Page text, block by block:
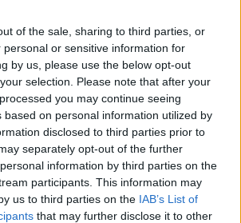
of the sale, sharing to third parties, or
personal or sensitive information for
by us, please use the below opt-out
selection. Please note that after your
you may continue seeing
based on personal information utilized by
disclosed to third parties prior to
separately opt-out of the further
information by third parties on the
participants. This information may
us to third parties on the IAB’s List of
that may further disclose it to other
η οποία κατά
δεχτεί πολλά σχόλια με
μιλούν για πλαστικές
που ενδεχομένως έχει